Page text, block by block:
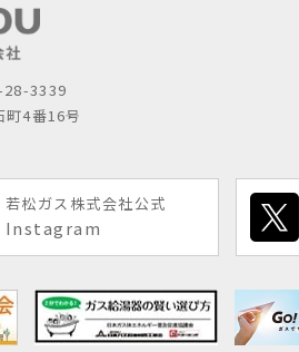
28-3339
町4番16号
若松ガス株式会社公式
Instagram